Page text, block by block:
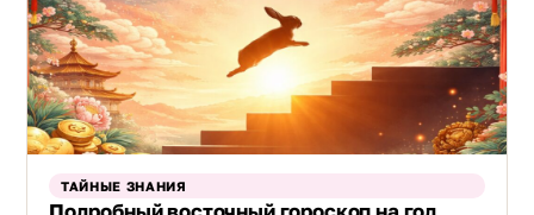
ТАЙНЫЕ ЗНАНИЯ